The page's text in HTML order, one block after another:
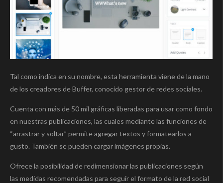
Tal como indica en su nombre, esta herramienta viene de la mano
de los creadores de Buffer, conocido gestor de redes sociales.
Cuenta con más de 50 mil gráficas liberadas para usar como fondo
en nuestras publicaciones, las cuales mediante las funciones de
“arrastrar y soltar” permite agregar textos y formatearlos a
gusto. También se pueden cargar imágenes propias.
Ofrece la posibilidad de redimensionar las publicaciones según
las medidas recomendadas para seguir el formato de la red social